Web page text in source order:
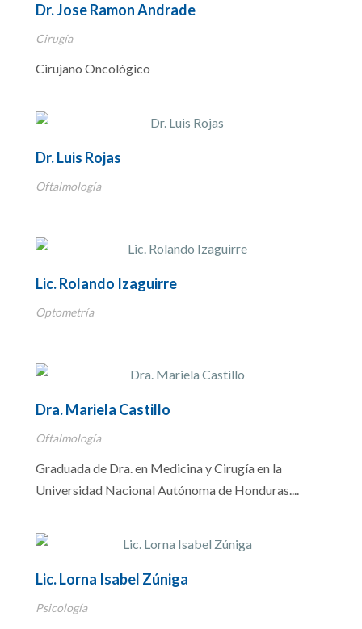
Dr. Jose Ramon Andrade
Cirugía
Cirujano Oncológico
Dr. Luis Rojas
Oftalmología
Lic. Rolando Izaguirre
Optometría
Dra. Mariela Castillo
Oftalmología
Graduada de Dra. en Medicina y Cirugía en la
Universidad Nacional Autónoma de Honduras....
Lic. Lorna Isabel Zúniga
Psicología